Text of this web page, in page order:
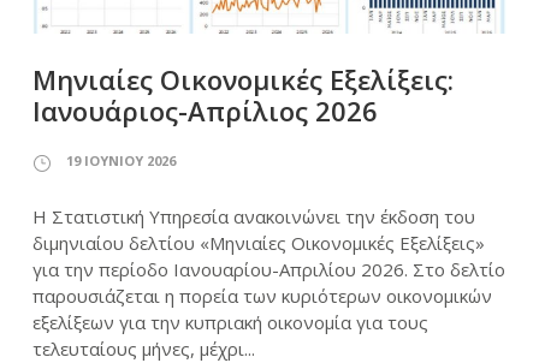
Μηνιαίες Οικονομικές Εξελίξεις:
Ιανουάριος-Απρίλιος 2026
19 ΙΟΥΝΊΟΥ 2026
Η Στατιστική Υπηρεσία ανακοινώνει την έκδοση του
διμηνιαίου δελτίου «Μηνιαίες Οικονομικές Εξελίξεις»
για την περίοδο Ιανουαρίου-Απριλίου 2026. Στο δελτίο
παρουσιάζεται η πορεία των κυριότερων οικονομικών
εξελίξεων για την κυπριακή οικονομία για τους
τελευταίους μήνες, μέχρι...